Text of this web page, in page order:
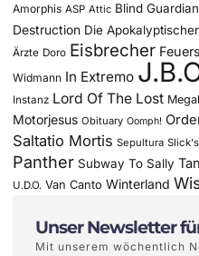
Amorphis ASP Attic Blind Guardian
Destruction Die
Ärzte Doro Eisbrecher
Widmann In Extremo
Instanz Lord Of The Lost
Motorjesus Obituary Oomph!
Saltatio Mortis Sepultura
Panther Subway To Sally
U.D.O. Van Canto Winterland
Unser Newsletter
Mit unserem wöchentlich